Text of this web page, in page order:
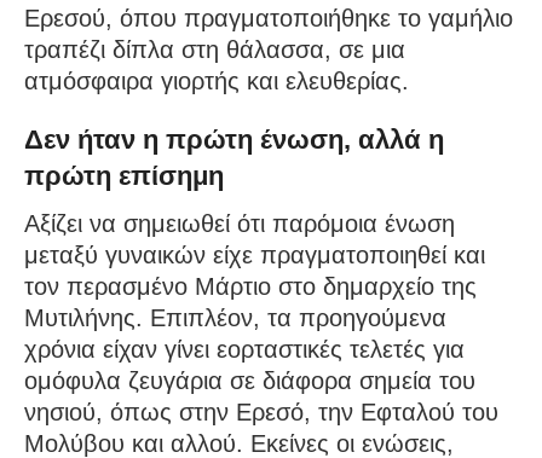
Ερεσού, όπου πραγματοποιήθηκε το γαμήλιο
τραπέζι δίπλα στη θάλασσα, σε μια
ατμόσφαιρα γιορτής και ελευθερίας.
Δεν ήταν η πρώτη ένωση, αλλά η
πρώτη επίσημη
Αξίζει να σημειωθεί ότι παρόμοια ένωση
μεταξύ γυναικών είχε πραγματοποιηθεί και
τον περασμένο Μάρτιο στο δημαρχείο της
Μυτιλήνης. Επιπλέον, τα προηγούμενα
χρόνια είχαν γίνει εορταστικές τελετές για
ομόφυλα ζευγάρια σε διάφορα σημεία του
νησιού, όπως στην Ερεσό, την Εφταλού του
Μολύβου και αλλού. Εκείνες οι ενώσεις,